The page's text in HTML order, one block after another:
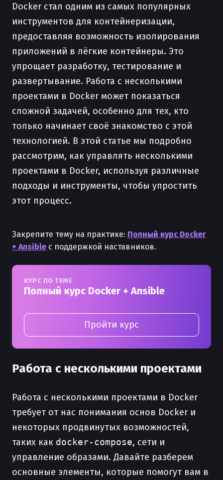
Docker стал одним из самых популярных
инструментов для контейнеризации,
предоставляя возможность изолирования
приложений в лёгкие контейнеры. Это
упрощает разработку, тестирование и
развертывание. Работа с несколькими
проектами в Docker может показаться
сложной задачей, особенно для тех, кто
только начинает своё знакомство с этой
технологией. В этой статье мы подробно
рассмотрим, как управлять несколькими
проектами в Docker, используя различные
подходы и инструменты, чтобы упростить
этот процесс.
Закрепите тему на практике: Полный курс Docker
+ Ansible с поддержкой наставников.
КУРС ПО ТЕМЕ
Полный курс Docker + Ansible
Пройти курс
Работа с несколькими проектами
Работа с несколькими проектами в Docker
требует от нас понимания основ Docker и
некоторых продвинутых возможностей,
таких как docker-compose, сети и
управление образами. Давайте разберем
основные элементы, которые помогут вам в